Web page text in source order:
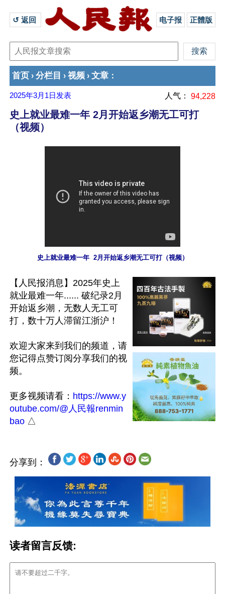
↺ 返回 电子报 正體版
首页 › 分栏目 › 视频 › 文章 ：
2025年3月1日 发表 人气： 94,228
史上就业最难一年 2月开始返乡潮无工可打
（视频）
史上就业最难一年  2月开始返乡潮无工可打（视频）
【人民报消息】2025年史上
就业最难一年...... 破纪录2月
开始返乡潮，无数人无工可
打，数十万人滞留江浙沪！
欢迎大家来到我们的频道，请
您记得点赞订阅分享我们的视
频。
更多视频请看： https://www.y
outube.com/@人民報renmin
bao
分享到：
读者留言反馈: